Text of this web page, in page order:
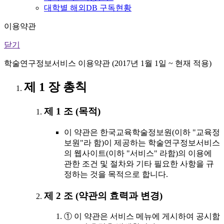
대학별 해외DB 구독현황
이용약관
닫기
학술연구정보서비스 이용약관 (2017년 1월 1일 ~ 현재 적용)
제 1 장 총칙
제 1 조 (목적)
이 약관은 한국교육학술정보원(이하 "교육정
보원"라 함)이 제공하는 학술연구정보서비스
의 웹사이트(이하 "서비스" 라함)의 이용에
관한 조건 및 절차와 기타 필요한 사항을 규
정하는 것을 목적으로 합니다.
제 2 조 (약관의 효력과 변경)
① 이 약관은 서비스 메뉴에 게시하여 공시함